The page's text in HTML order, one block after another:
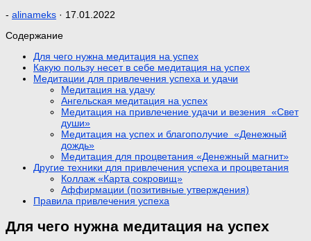
- alinameks · 17.01.2022
Содержание
Для чего нужна медитация на успех
Какую пользу несет в себе медитация на успех
Медитации для привлечения успеха и удачи
Медитация на удачу
Ангельская медитация на успех
Медитация на привлечение удачи и везения «Свет
души»
Медитация на успех и благополучие «Денежный
дождь»
Медитация для процветания «Денежный магнит»
Другие техники для привлечения успеха и процветания
Коллаж «Карта сокровищ»
Аффирмации (позитивные утверждения)
Правила привлечения успеха
Для чего нужна медитация на успех